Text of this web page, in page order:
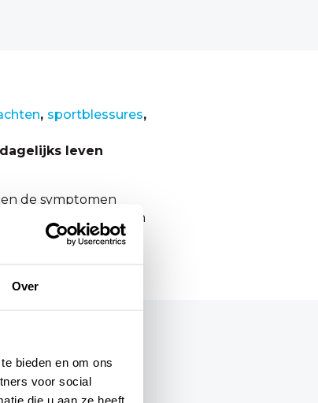
Over
bieden en om ons
voor social
die u aan ze heeft
, sportblessures,
leven
de symptomen
sporten/bewegen zijn